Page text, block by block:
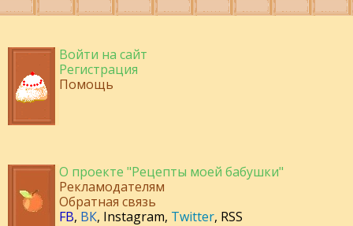
Войти на сайт
Регистрация
Помощь
О проекте "Рецепты моей бабушки"
Рекламодателям
Обратная связь
FB, ВК, Instagram, Twitter, RSS